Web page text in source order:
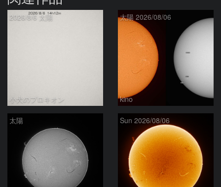
2026/8/6 太陽
小犬のプロキオン
太陽 2026/08/06
kino
太陽 Sun 2026/08/06